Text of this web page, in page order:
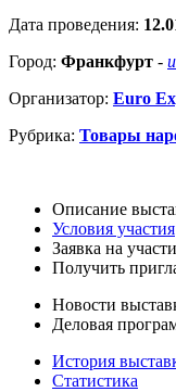
Дата проведения:
Город: Франкфурт -
Организатор: Euro
Рубрика: Товары
Описание
Условия участия
Заявка на
Получить
Новости
Деловая
История
Статистика